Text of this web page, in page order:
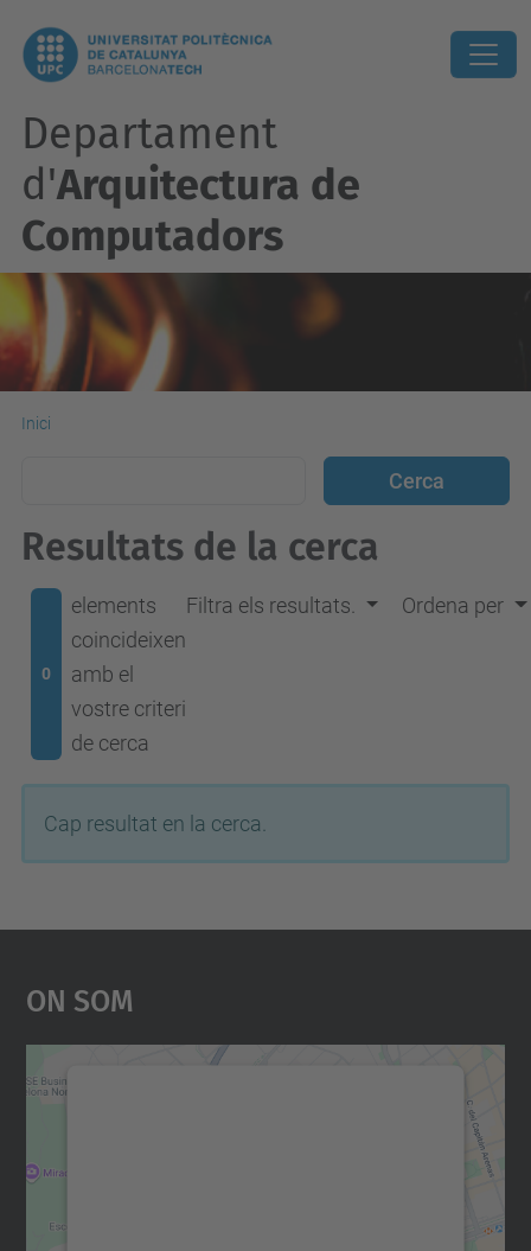
Departament
d'Arquitectura de
Computadors
Inici
Resultats de la cerca
0
elements
coincideixen
amb el
vostre criteri
de cerca
Filtra els resultats. Ordena per
Cap resultat en la cerca.
On Som